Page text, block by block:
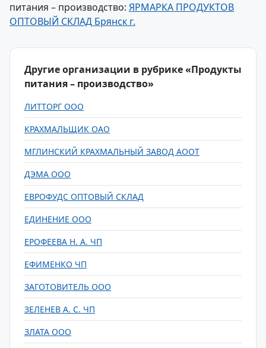
питания – производство: ЯРМАРКА ПРОДУКТОВ
ОПТОВЫЙ СКЛАД Брянск г.
Другие организации в рубрике «Продукты
питания – производство»
ЛИТТОРГ ООО
КРАХМАЛЬЩИК ОАО
МГЛИНСКИЙ КРАХМАЛЬНЫЙ ЗАВОД АООТ
ДЭМА ООО
ЕВРОФУДС ОПТОВЫЙ СКЛАД
ЕДИНЕНИЕ ООО
ЕРОФЕЕВА Н. А. ЧП
ЕФИМЕНКО ЧП
ЗАГОТОВИТЕЛЬ ООО
ЗЕЛЕНЕВ А. С. ЧП
ЗЛАТА ООО